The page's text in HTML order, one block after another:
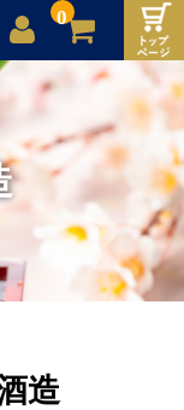
0
造